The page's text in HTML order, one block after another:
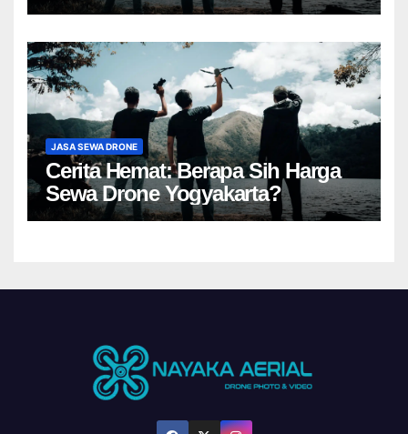
JASA SEWA DRONE
Cerita Hemat: Berapa Sih Harga
Sewa Drone Yogyakarta?